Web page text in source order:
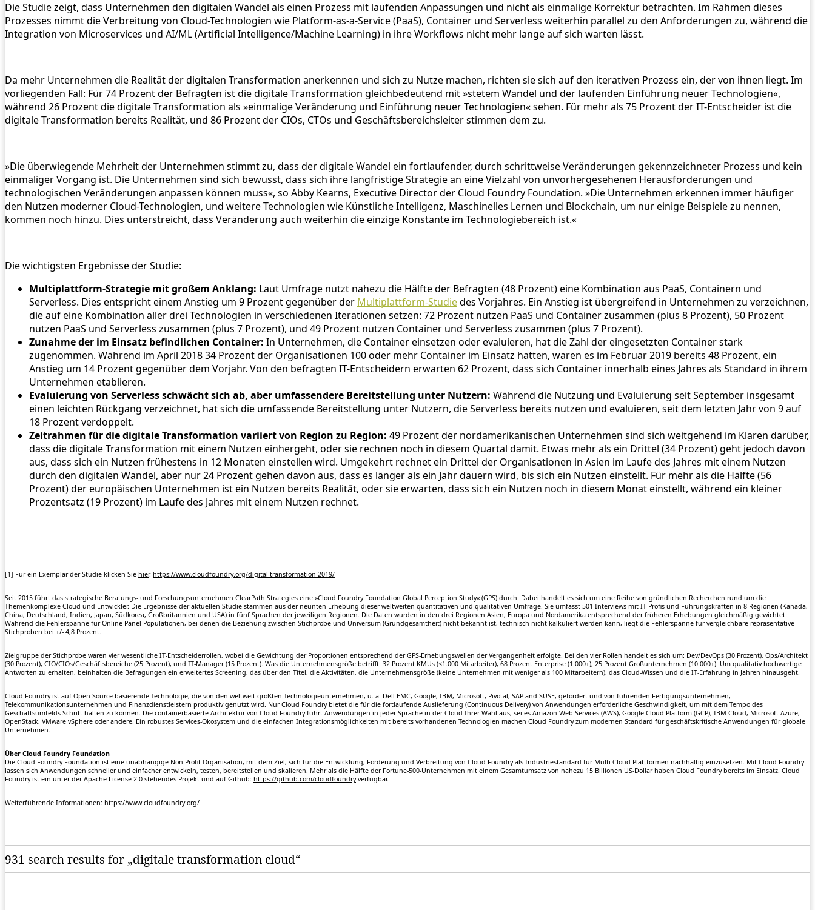
Die Studie zeigt, dass Unternehmen den digitalen Wandel als einen Prozess mit laufenden Anpassungen und nicht als einmalige Korrektur betrachten. Im Rahmen dieses
Prozesses nimmt die Verbreitung von Cloud-Technologien wie Platform-as-a-Service (PaaS), Container und Serverless weiterhin parallel zu den Anforderungen zu, während die
Integration von Microservices und AI/ML (Artificial Intelligence/Machine Learning) in ihre Workflows nicht mehr lange auf sich warten lässt.
Da mehr Unternehmen die Realität der digitalen Transformation anerkennen und sich zu Nutze machen, richten sie sich auf den iterativen Prozess ein, der von ihnen liegt. Im
vorliegenden Fall: Für 74 Prozent der Befragten ist die digitale Transformation gleichbedeutend mit »stetem Wandel und der laufenden Einführung neuer Technologien«,
während 26 Prozent die digitale Transformation als »einmalige Veränderung und Einführung neuer Technologien« sehen. Für mehr als 75 Prozent der IT-Entscheider ist die
digitale Transformation bereits Realität, und 86 Prozent der CIOs, CTOs und Geschäftsbereichsleiter stimmen dem zu.
»Die überwiegende Mehrheit der Unternehmen stimmt zu, dass der digitale Wandel ein fortlaufender, durch schrittweise Veränderungen gekennzeichneter Prozess und kein
einmaliger Vorgang ist. Die Unternehmen sind sich bewusst, dass sich ihre langfristige Strategie an eine Vielzahl von unvorhergesehenen Herausforderungen und
technologischen Veränderungen anpassen können muss«, so Abby Kearns, Executive Director der Cloud Foundry Foundation. »Die Unternehmen erkennen immer häufiger
den Nutzen moderner Cloud-Technologien, und weitere Technologien wie Künstliche Intelligenz, Maschinelles Lernen und Blockchain, um nur einige Beispiele zu nennen,
kommen noch hinzu. Dies unterstreicht, dass Veränderung auch weiterhin die einzige Konstante im Technologiebereich ist.«
Die wichtigsten Ergebnisse der Studie:
Multiplattform-Strategie mit großem Anklang: Laut Umfrage nutzt nahezu die Hälfte der Befragten (48 Prozent) eine Kombination aus PaaS, Containern und
Serverless. Dies entspricht einem Anstieg um 9 Prozent gegenüber der Multiplattform-Studiedes Vorjahres. Ein Anstieg ist übergreifend in Unternehmen zu verzeichnen,
die auf eine Kombination aller drei Technologien in verschiedenen Iterationen setzen: 72 Prozent nutzen PaaS und Container zusammen (plus 8 Prozent), 50 Prozent
nutzen PaaS und Serverless zusammen (plus 7 Prozent), und 49 Prozent nutzen Container und Serverless zusammen (plus 7 Prozent).
Zunahme der im Einsatz befindlichen Container: In Unternehmen, die Container einsetzen oder evaluieren, hat die Zahl der eingesetzten Container stark
zugenommen. Während im April 2018 34 Prozent der Organisationen 100 oder mehr Container im Einsatz hatten, waren es im Februar 2019 bereits 48 Prozent, ein
Anstieg um 14 Prozent gegenüber dem Vorjahr. Von den befragten IT-Entscheidern erwarten 62 Prozent, dass sich Container innerhalb eines Jahres als Standard in ihrem
Unternehmen etablieren.
Evaluierung von Serverless schwächt sich ab, aber umfassendere Bereitstellung unter Nutzern: Während die Nutzung und Evaluierung seit September insgesamt
einen leichten Rückgang verzeichnet, hat sich die umfassende Bereitstellung unter Nutzern, die Serverless bereits nutzen und evaluieren, seit dem letzten Jahr von 9 auf
18 Prozent verdoppelt.
Zeitrahmen für die digitale Transformation variiert von Region zu Region: 49 Prozent der nordamerikanischen Unternehmen sind sich weitgehend im Klaren darüber,
dass die digitale Transformation mit einem Nutzen einhergeht, oder sie rechnen noch in diesem Quartal damit. Etwas mehr als ein Drittel (34 Prozent) geht jedoch davon
aus, dass sich ein Nutzen frühestens in 12 Monaten einstellen wird. Umgekehrt rechnet ein Drittel der Organisationen in Asien im Laufe des Jahres mit einem Nutzen
durch den digitalen Wandel, aber nur 24 Prozent gehen davon aus, dass es länger als ein Jahr dauern wird, bis sich ein Nutzen einstellt. Für mehr als die Hälfte (56
Prozent) der europäischen Unternehmen ist ein Nutzen bereits Realität, oder sie erwarten, dass sich ein Nutzen noch in diesem Monat einstellt, während ein kleiner
Prozentsatz (19 Prozent) im Laufe des Jahres mit einem Nutzen rechnet.
[1] Für ein Exemplar der Studie klicken Sie hier. https://www.cloudfoundry.org/digital-transformation-2019/
Seit 2015 führt das strategische Beratungs- und Forschungsunternehmen ClearPath Strategies eine »Cloud Foundry Foundation Global Perception Study« (GPS) durch. Dabei handelt es sich um eine Reihe von gründlichen Recherchen rund um die
Themenkomplexe Cloud und Entwickler. Die Ergebnisse der aktuellen Studie stammen aus der neunten Erhebung dieser weltweiten quantitativen und qualitativen Umfrage. Sie umfasst 501 Interviews mit IT-Profis und Führungskräften in 8 Regionen (Kanada,
China, Deutschland, Indien, Japan, Südkorea, Großbritannien und USA) in fünf Sprachen der jeweiligen Regionen. Die Daten wurden in den drei Regionen Asien, Europa und Nordamerika entsprechend der früheren Erhebungen gleichmäßig gewichtet.
Während die Fehlerspanne für Online-Panel-Populationen, bei denen die Beziehung zwischen Stichprobe und Universum (Grundgesamtheit) nicht bekannt ist, technisch nicht kalkuliert werden kann, liegt die Fehlerspanne für vergleichbare repräsentative
Stichproben bei +/- 4,8 Prozent.
Zielgruppe der Stichprobe waren vier wesentliche IT-Entscheiderrollen, wobei die Gewichtung der Proportionen entsprechend der GPS-Erhebungswellen der Vergangenheit erfolgte. Bei den vier Rollen handelt es sich um: Dev/DevOps (30 Prozent), Ops/Architekt
(30 Prozent), CIO/CIOs/Geschäftsbereiche (25 Prozent), und IT-Manager (15 Prozent). Was die Unternehmensgröße betrifft: 32 Prozent KMUs (<1.000 Mitarbeiter), 68 Prozent Enterprise (1.000+), 25 Prozent Großunternehmen (10.000+). Um qualitativ hochwertige
Antworten zu erhalten, beinhalten die Befragungen ein erweitertes Screening, das über den Titel, die Aktivitäten, die Unternehmensgröße (keine Unternehmen mit weniger als 100 Mitarbeitern), das Cloud-Wissen und die IT-Erfahrung in Jahren hinausgeht.
Cloud Foundry ist auf Open Source basierende Technologie, die von den weltweit größten Technologieunternehmen, u. a. Dell EMC, Google, IBM, Microsoft, Pivotal, SAP and SUSE, gefördert und von führenden Fertigungsunternehmen,
Telekommunikationsunternehmen und Finanzdienstleistern produktiv genutzt wird. Nur Cloud Foundry bietet die für die fortlaufende Auslieferung (Continuous Delivery) von Anwendungen erforderliche Geschwindigkeit, um mit dem Tempo des
Geschäftsumfelds Schritt halten zu können. Die containerbasierte Architektur von Cloud Foundry führt Anwendungen in jeder Sprache in der Cloud Ihrer Wahl aus, sei es Amazon Web Services (AWS), Google Cloud Platform (GCP), IBM Cloud, Microsoft Azure,
OpenStack, VMware vSphere oder andere. Ein robustes Services-Ökosystem und die einfachen Integrationsmöglichkeiten mit bereits vorhandenen Technologien machen Cloud Foundry zum modernen Standard für geschäftskritische Anwendungen für globale
Unternehmen.
Über Cloud Foundry Foundation
Die Cloud Foundry Foundation ist eine unabhängige Non-Profit-Organisation, mit dem Ziel, sich für die Entwicklung, Förderung und Verbreitung von Cloud Foundry als Industriestandard für Multi-Cloud-Plattformen nachhaltig einzusetzen. Mit Cloud Foundry
lassen sich Anwendungen schneller und einfacher entwickeln, testen, bereitstellen und skalieren. Mehr als die Hälfte der Fortune-500-Unternehmen mit einem Gesamtumsatz von nahezu 15 Billionen US-Dollar haben Cloud Foundry bereits im Einsatz. Cloud
Foundry ist ein unter der Apache License 2.0 stehendes Projekt und auf Github: https://github.com/cloudfoundryverfügbar.
Weiterführende Informationen: https://www.cloudfoundry.org/
931 search results for „digitale transformation cloud“